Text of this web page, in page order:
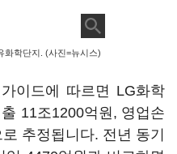
화학단지. (사진=뉴시스)
이드에 따르면 LG화학
11조1200억원, 영업손
추정됩니다. 전년 동기